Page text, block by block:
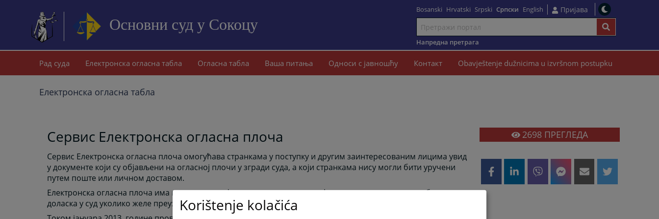
Основни суд у Сокоцу
садржај
Bosanski Hrvatski Srpski Српски English Пријава
Напредна претрага
Рад суда Електронска огласна табла Огласна табла Ваша питања Односи с јавношћу Контакт Obavještenje dužnicima u izvršnom postupku
Електронска огласна табла
Сервис Електронска огласна плоча
Сервис Електронска огласна плоча омогућава странкама у поступку и другим заинтересованим лицима увид
у документе који су објављени на огласној плочи у згради суда, а који странкама нису могли бити уручени
путем поште или личном доставом.
Електронска огласна плоча има искључиво информативни карактер, те ће странке и даље имати обавезу
доласка у суд уколико желе преузети неко писмено са огласне плоче суда.
2698 ПРЕГЛЕДА
Korištenje kolačića